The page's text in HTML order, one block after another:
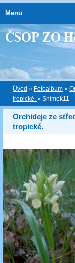
ČSOP ZO
Úvod » Fotoalbum »
tropické. » Snímek11
Orchideje ze
tropické.
Menu